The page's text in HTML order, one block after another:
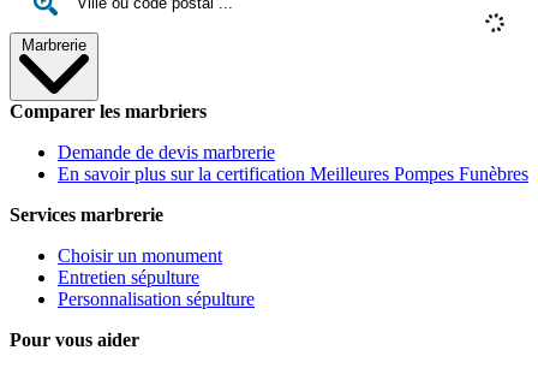
Marbrerie
Comparer les marbriers
Demande de devis marbrerie
En savoir plus sur la certification Meilleures Pompes Funèbres
Services marbrerie
Choisir un monument
Entretien sépulture
Personnalisation sépulture
Pour vous aider